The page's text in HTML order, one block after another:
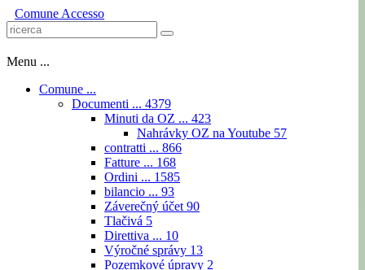
Comune Accesso
Menu ...
Comune ...
Documenti ... 4379
Minuti da OZ ... 423
Nahrávky OZ na Youtube 57
contratti ... 866
Fatture ... 168
Ordini ... 1585
bilancio ... 93
Záverečný účet 90
Tlačivá 5
Direttiva ... 10
Výročné správy 13
Pozemkové úpravy 2